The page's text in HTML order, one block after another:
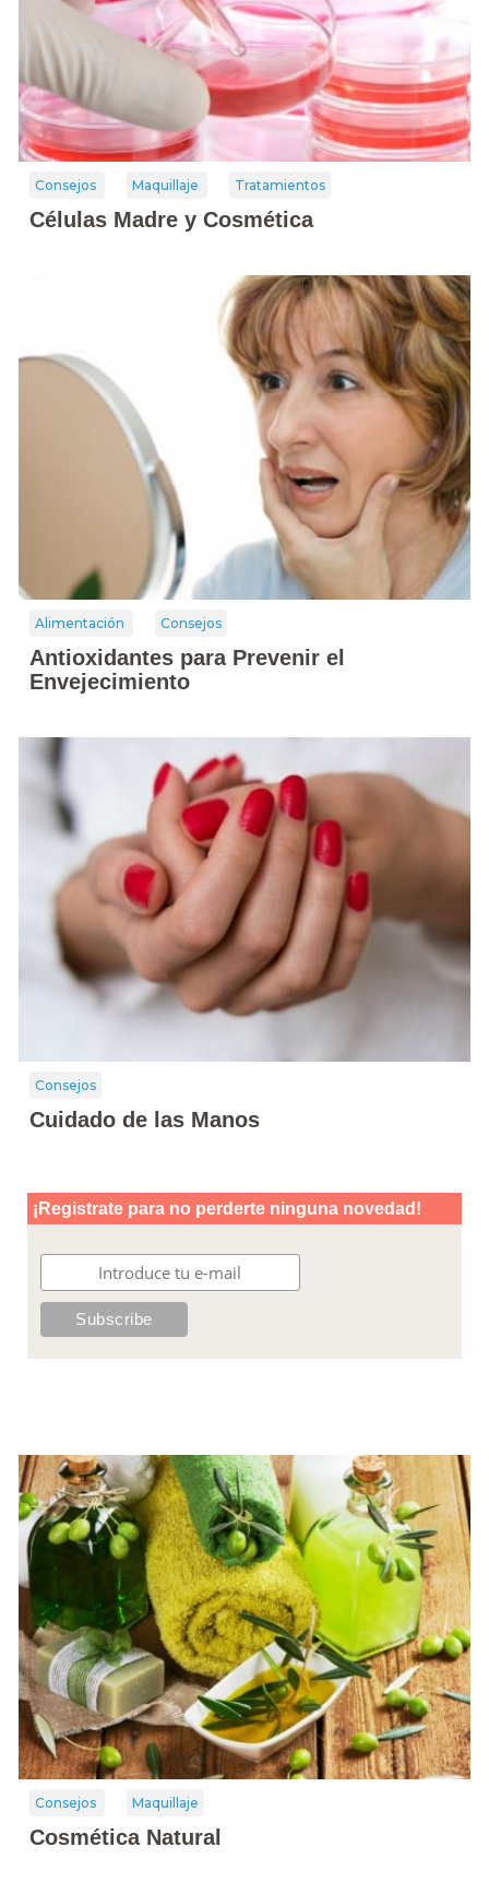
Consejos Maquillaje Tratamientos
Células Madre y Cosmética
Alimentación Consejos
Antioxidantes para Prevenir el
Envejecimiento
Consejos
Cuidado de las Manos
Consejos Maquillaje
Cosmética Natural